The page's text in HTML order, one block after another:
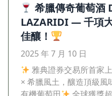
希臘傳奇葡萄酒
LAZARIDI — 千項
佳釀！
2025 年 7 月 10 日
雅典證券交易所首家
× 希臘風土，釀造頂級風